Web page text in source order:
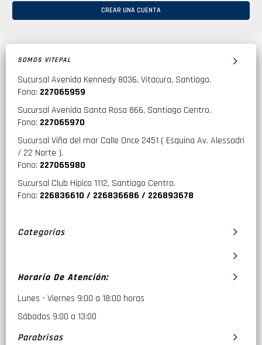
CREAR UNA CUENTA
SOMOS VITEPAL
Sucursal Avenida Kennedy 8036, Vitacura, Santiago.
Fono: 227065959
Sucursal Avenida Santa Rosa 866, Santiago Centro.
Fono: 227065970
Sucursal Viña del mar Calle Once 2451 ( Esquina Av. Alessadri
/ 22 Norte ).
Fono: 227065980
Sucursal Club Hípico 1112, Santiago Centro.
Fono: 226836610 / 226836686 / 226893678
Categorías
Horario De Atención:
Lunes - Viernes 9:00 a 18:00 horas
Sábados 9:00 a 13:00
Parabrisas